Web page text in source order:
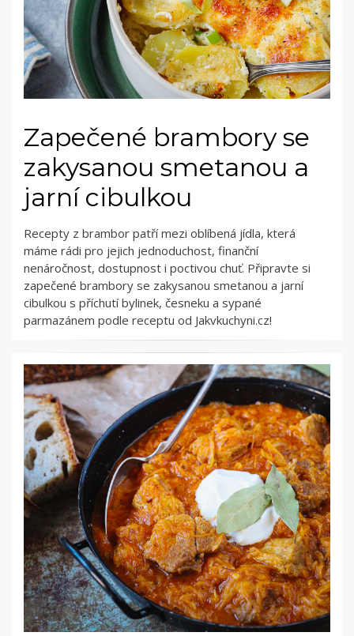
Zapečené brambory se
zakysanou smetanou a
jarní cibulkou
Recepty z brambor patří mezi oblíbená jídla, která
máme rádi pro jejich jednoduchost, finanční
nenáročnost, dostupnost i poctivou chuť. Připravte si
zapečené brambory se zakysanou smetanou a jarní
cibulkou s příchutí bylinek, česneku a sypané
parmazánem podle receptu od Jakvkuchyni.cz!